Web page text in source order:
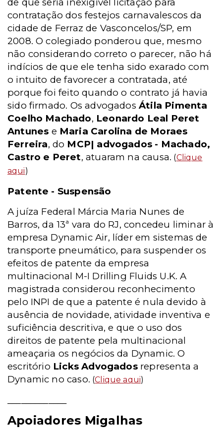
contratação dos festejos carnavalescos da
cidade de Ferraz de Vasconcelos/SP, em
2008. O colegiado ponderou que, mesmo
não considerando correto o parecer, não há
indícios de que ele tenha sido exarado com
o intuito de favorecer a contratada, até
porque foi feito quando o contrato já havia
sido firmado. Os advogadosÁtila Pimenta
Coelho Machado, Leonardo Leal Peret
Antunes e Maria Carolina de Moraes
Ferreira, do MCP| advogados - Machado,
Castro e Peret, atuaram na causa. (Clique
aqui)
Patente - Suspensão
A juíza Federal Márcia Maria Nunes de
Barros, da 13ª vara do RJ, concedeu liminar à
empresa Dynamic Air, líder em sistemas de
transporte pneumático, para suspender os
efeitos de patente da empresa
multinacional M-I Drilling Fluids U.K. A
magistrada considerou reconhecimento
pelo INPI de que a patente é nula devido à
ausência de novidade, atividade inventiva e
suficiência descritiva, e que o uso dos
direitos de patente pela multinacional
ameaçaria os negócios da Dynamic. O
escritório Licks Advogados representa a
Dynamic no caso. (Clique aqui)
Apoiadores Migalhas